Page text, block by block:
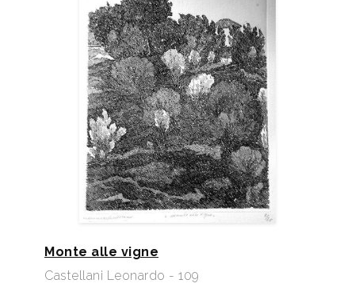
Monte alle vigne
Castellani Leonardo - 109